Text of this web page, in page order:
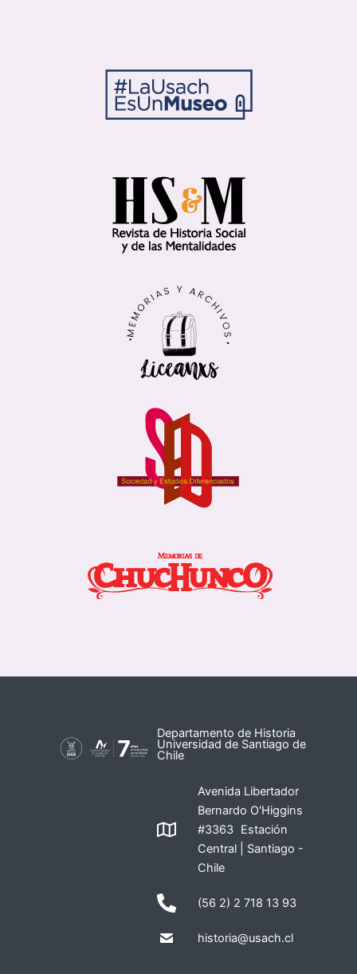
Departamento de Historia
Universidad de Santiago de
Chile
Avenida Libertador
Bernardo O'Higgins
#3363 Estación
Central | Santiago -
Chile
(56 2) 2 718 13 93
historia@usach.cl